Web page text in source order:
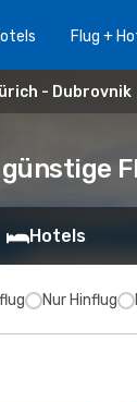
Flug +
- Dubrovnik
günstige
Hotels
Nur Hinflug